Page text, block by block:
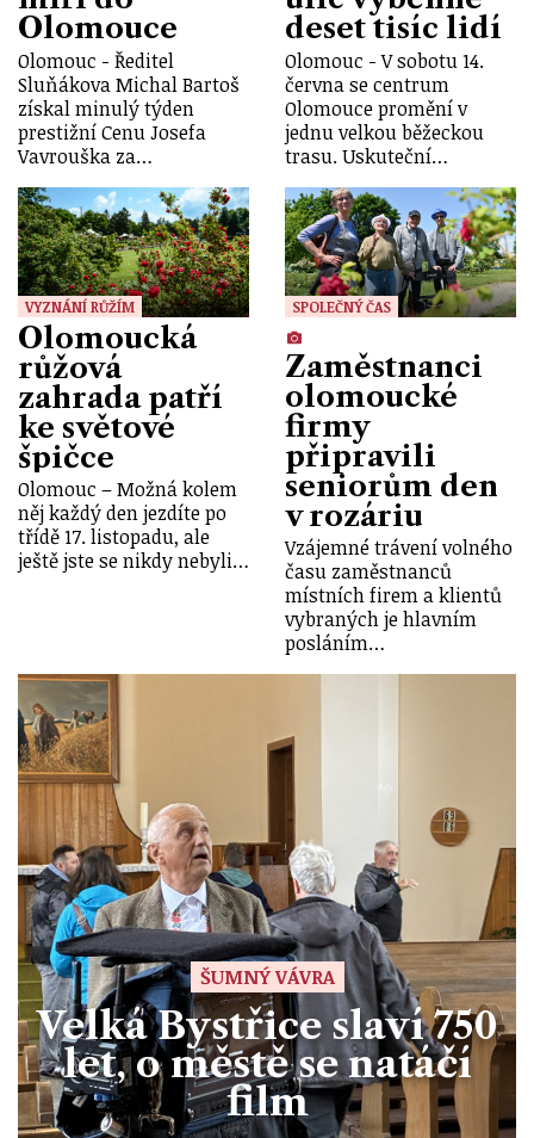
Olomouce
Olomouc - Ředitel
Sluňákova Michal Bartoš
získal minulý týden
prestižní Cenu Josefa
Vavrouška za…
deset tisíc lidí
Olomouc - V sobotu 14.
června se centrum
Olomouce promění v
jednu velkou běžeckou
trasu. Uskuteční…
VYZNÁNÍ RŮŽÍM
Olomoucká
růžová
zahrada patří
ke světové
špičce
Olomouc – Možná kolem
něj každý den jezdíte po
třídě 17. listopadu, ale
ještě jste se nikdy nebyli…
SPOLEČNÝ ČAS
Zaměstnanci
olomoucké
firmy
připravili
seniorům den
v rozáriu
Vzájemné trávení volného
času zaměstnanců
místních firem a klientů
vybraných je hlavním
posláním…
ŠUMNÝ VÁVRA
Velká Bystřice slaví 750
let, o městě se natáčí
film